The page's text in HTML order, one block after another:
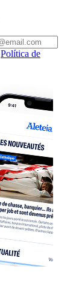
Política de